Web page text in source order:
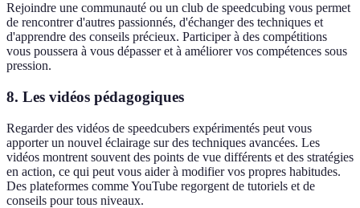
Rejoindre une communauté ou un club de speedcubing vous permet
de rencontrer d'autres passionnés, d'échanger des techniques et
d'apprendre des conseils précieux. Participer à des compétitions
vous poussera à vous dépasser et à améliorer vos compétences sous
pression.
8. Les vidéos pédagogiques
Regarder des vidéos de speedcubers expérimentés peut vous
apporter un nouvel éclairage sur des techniques avancées. Les
vidéos montrent souvent des points de vue différents et des stratégies
en action, ce qui peut vous aider à modifier vos propres habitudes.
Des plateformes comme YouTube regorgent de tutoriels et de
conseils pour tous niveaux.